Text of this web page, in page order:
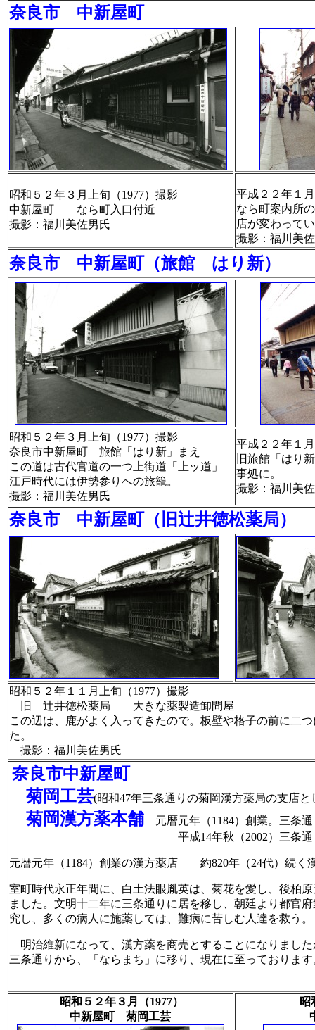
奈良市 中新屋町
昭和５２年３月上旬（1977）撮影
中新屋町 なら町入口付近
撮影：福川美佐男氏
平成２２年１
なら町案内所
店が変わって
撮影：福川美
奈良市 中新屋町（旅館 はり新）
昭和５２年３月上旬（1977）撮影
奈良市中新屋町 旅館「はり新」まえ
この道は古代官道の一つ上街道「上ッ道」
江戸時代には伊勢参りへの旅籠。
撮影：福川美佐男氏
平成２２年１
旧旅館「はり
事処に。
撮影：福川美
奈良市 中新屋町（旧辻井徳松薬局）
昭和５２年１１月上旬（1977）撮影
旧 辻井徳松薬局 大きな薬製造卸問屋
この辺は、鹿がよく入ってきたので。板壁や格子の前に二
た。
撮影：福川美佐男氏
奈良市中新屋町
菊岡工芸(昭和47年三条通りの菊岡漢方薬局の支店
菊岡漢方薬本舗 元暦元年（1184）創業。三条
平成14年秋（2002）三条通りから奈
元暦元年（1184）創業の漢方薬店 約820年（24代）続く
室町時代永正年間に、白土法眼胤英は、菊花を愛し、後柏
ました。文明十二年に三条通りに居を移し、朝廷より都官
究し、多くの病人に施薬しては、難病に苦しむ人達を救う。
明治維新になって、漢方薬を商売とすることになりまし
三条通りから、「ならまち」に移り、現在に至っております
昭和５２年３月（1977）
中新屋町 菊岡工芸
昭